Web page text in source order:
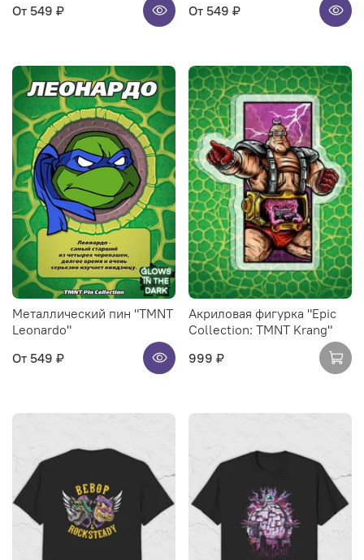
От 549 ₽
От 549 ₽
Металлический пин "TMNT
Leonardo"
От 549 ₽
Акриловая фигурка "Epic
Collection: TMNT Krang"
999 ₽